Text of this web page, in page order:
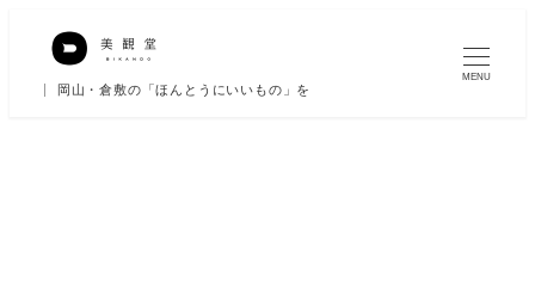
岡山・倉敷の「ほんとうにいいもの」を
MENU